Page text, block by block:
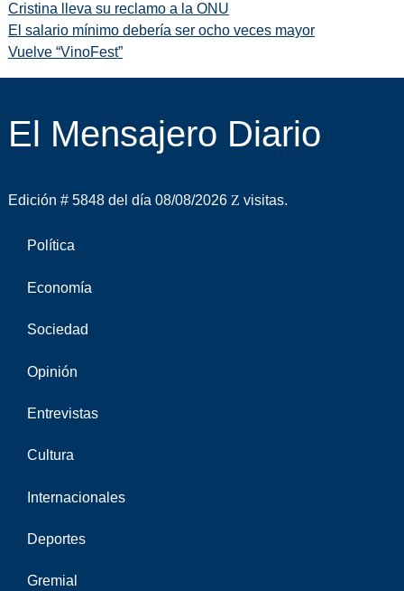
Cristina lleva su reclamo a la ONU
El salario mínimo debería ser ocho veces mayor
Vuelve “VinoFest”
El Mensajero Diario
Edición # 5848 del día 08/08/2026 visitas.
Política
Economía
Sociedad
Opinión
Entrevistas
Cultura
Internacionales
Deportes
Gremial